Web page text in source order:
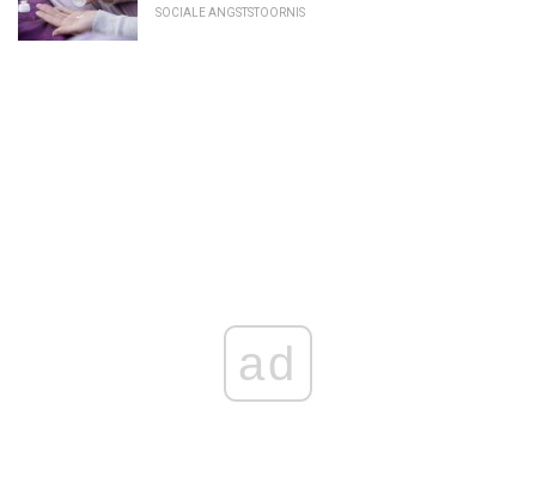
SOCIALE ANGSTSTOORNIS
ad